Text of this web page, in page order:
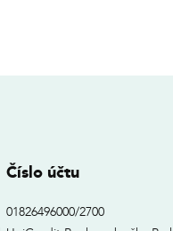
Číslo účtu
01826496000/2700